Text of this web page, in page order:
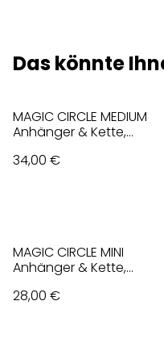
Das könnte
MAGIC CIRCLE MEDIUM
Anhänger & Kette,
34,00 €
MAGIC CIRCLE MINI
Anhänger & Kette,
28,00 €